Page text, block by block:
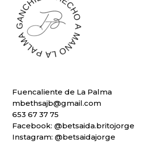
Fuencaliente de La Palma
mbethsajb@gmail.com
653 67 37 75
Facebook: @betsaida.britojorge
Instagram: @betsaidajorge